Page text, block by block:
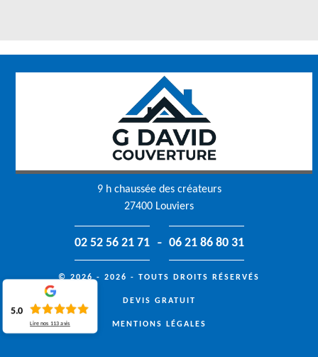
9 h chaussée des créateurs
27400 Louviers
02 52 56 21 71 - 06 21 86 80 31
© 2026 - 2026 - TOUTS DROITS RÉSERVÉS
DEVIS GRATUIT
MENTIONS LÉGALES
5.0
Lire nos 113 avis